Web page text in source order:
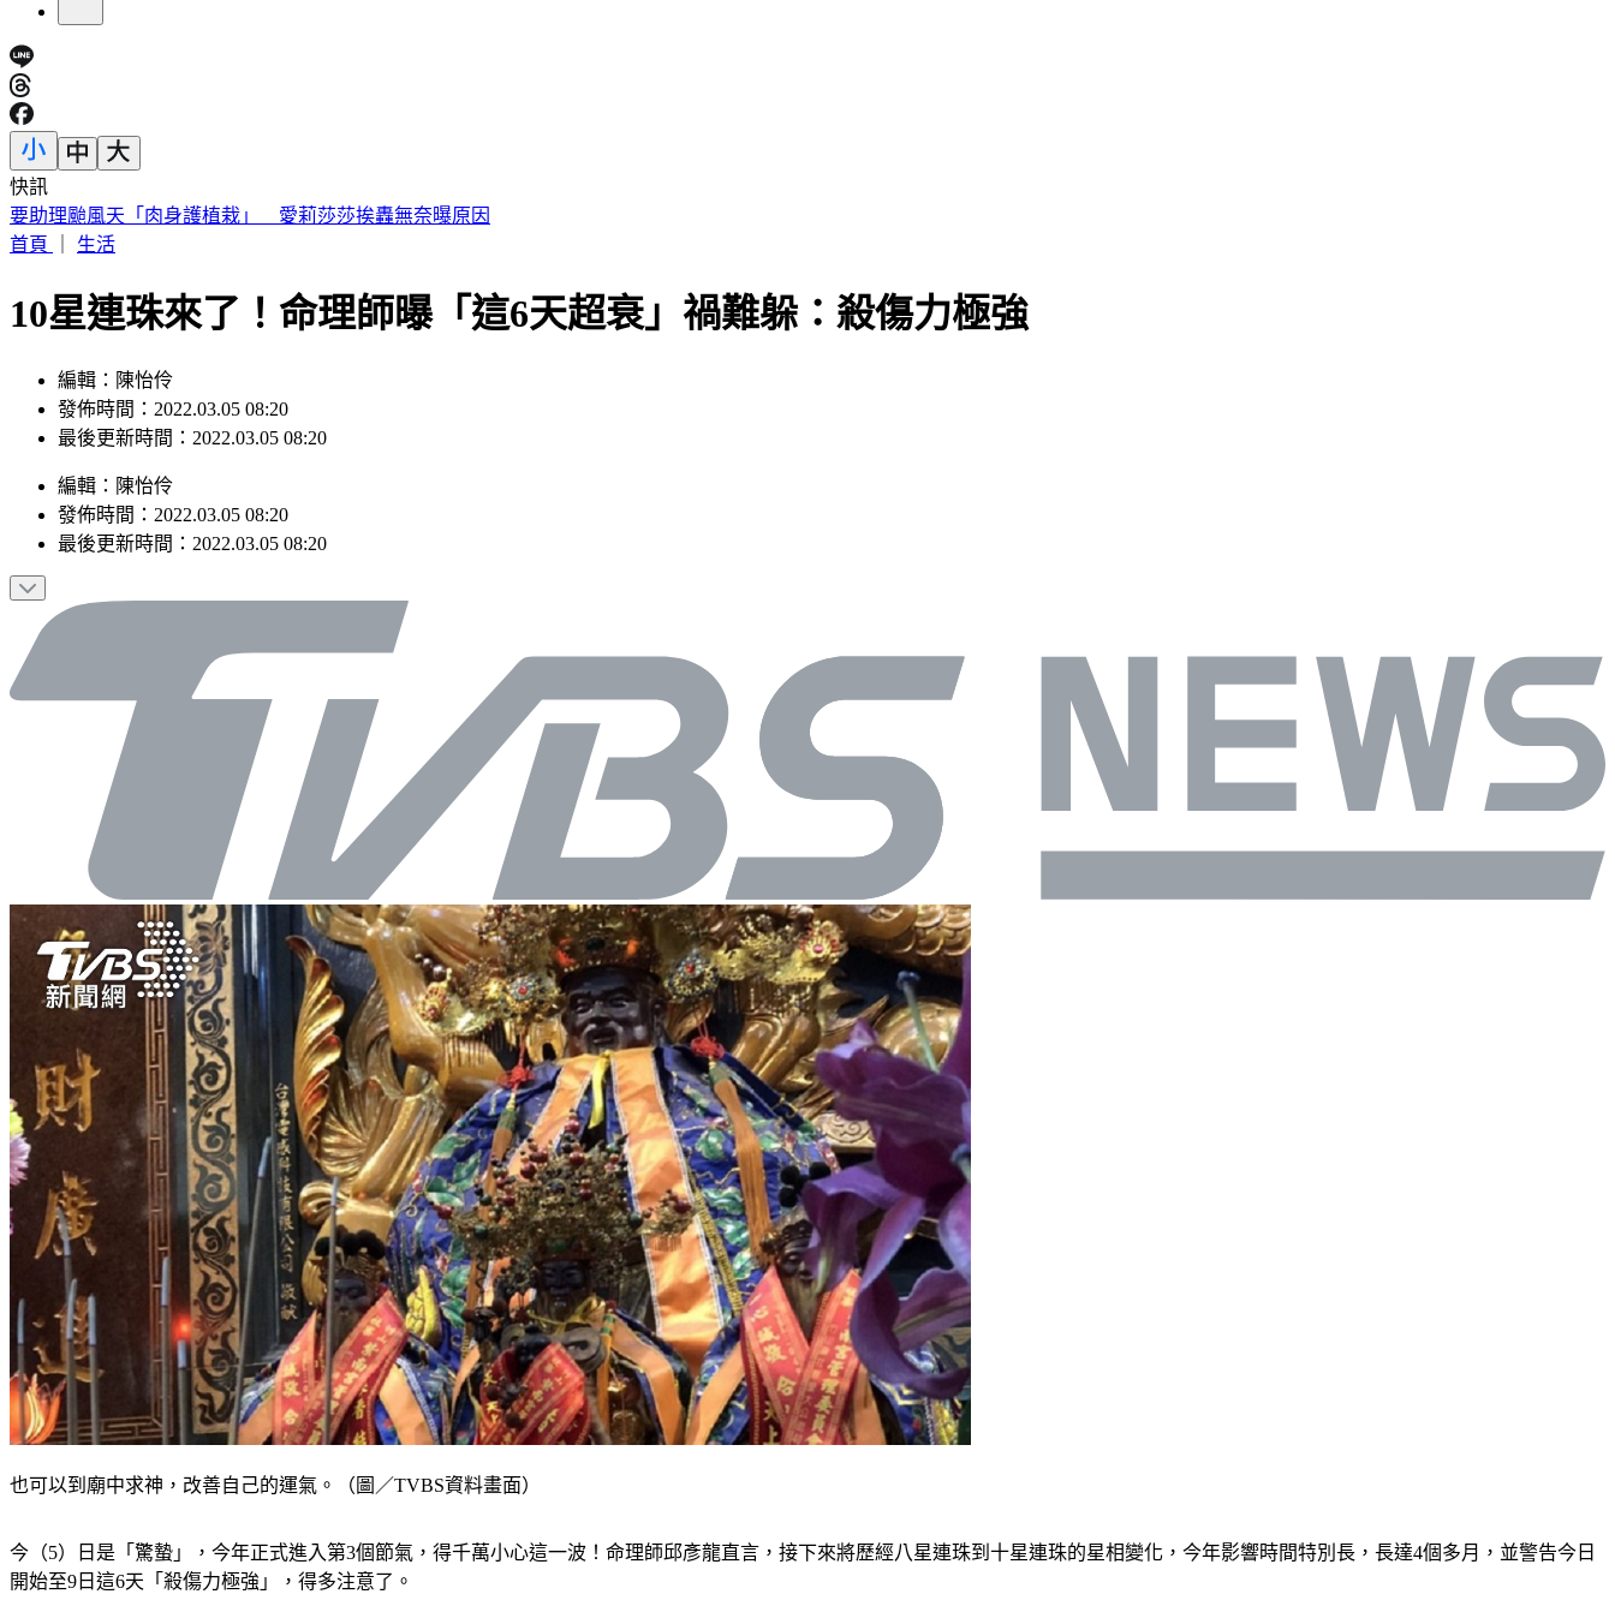
快訊
桃園明天5區近10萬戶斷水11小時 影響範圍一次看
首頁
生活
10星連珠來了！命理師曝「這6天超衰」禍難躲：殺傷力極強
編輯：陳怡伶
發佈時間：2022.03.05 08:20
最後更新時間：2022.03.05 08:20
編輯 ： 陳怡伶
發佈時間： 2022.03.05 08:20
最後更新時間： 2022.03.05 08:20
也可以到廟中求神，改善自己的運氣。（圖／TVBS資料畫面）
今（5）日是「驚蟄」，今年正式進入第3個節氣，得千萬小心這一波！命理師邱彥龍直言，接下來將歷經八星連珠到十星連珠的星相變化，今年影響時間特別長，長達4個多月，並警告今日
開始至9日這6天「殺傷力極強」，得多注意了。